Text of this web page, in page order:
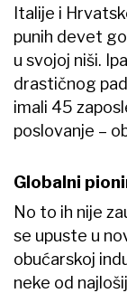
Italije i
punih devet
u svojoj niši.
drastičnog
imali 45
poslovanje –
Globalni
No to ih nije
se upuste u
obućarskoj
neke od